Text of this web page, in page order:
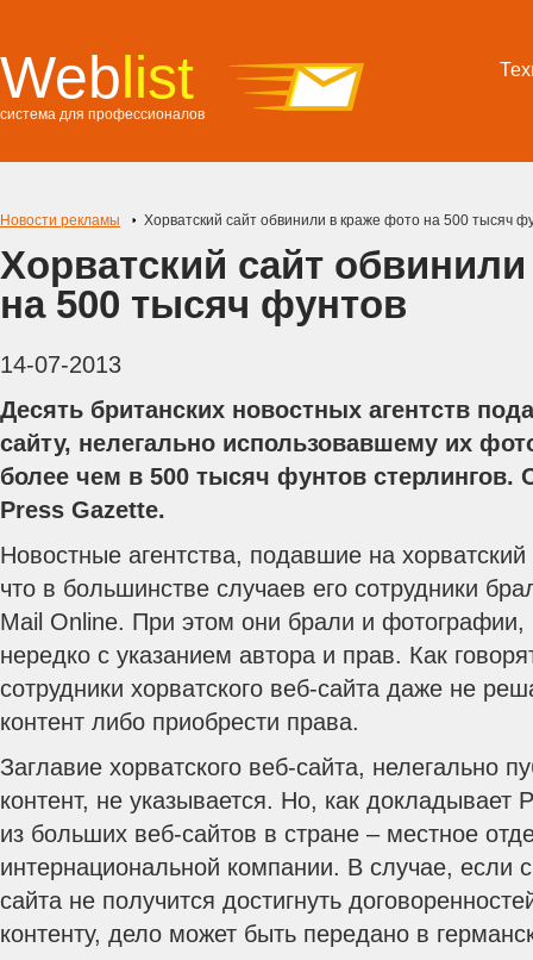
Weblist
система для профессионалов
Новости рекламы Хорватский сайт обвинили в краже фото на 500 тысяч
Хорватский сайт
на 500 тысяч фунтов
14-07-2013
Десять британских новостных агентств
сайту, нелегально использовавшему их
более чем в 500 тысяч фунтов стерлингов.
Press Gazette.
Новостные агентства, подавшие на
что в большинстве случаев его сотрудники
Mail Online. При этом они брали и
нередко с указанием автора и прав. Как
сотрудники хорватского веб-сайта даже не
контент либо приобрести права.
Заглавие хорватского веб-сайта, нелегально
контент, не указывается. Но, как докладывает
из больших веб-сайтов в стране – местное
интернациональной компании. В случае, если
сайта не получится достигнуть
контенту, дело может быть передано в